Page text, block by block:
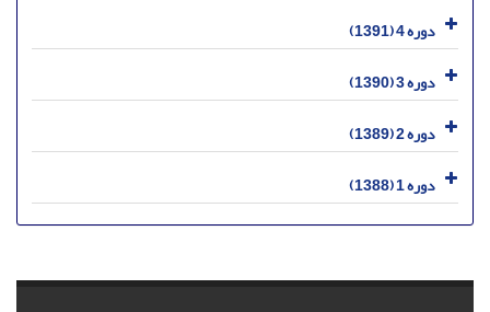
دوره 4 (1391)
دوره 3 (1390)
دوره 2 (1389)
دوره 1 (1388)